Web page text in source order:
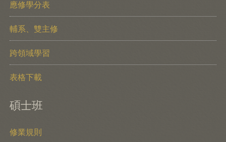
應修學分表
輔系、雙主修
跨領域學習
表格下載
碩士班
修業規則